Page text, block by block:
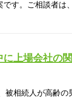
です。ご相談者
上場会社の
相続人が高齢の